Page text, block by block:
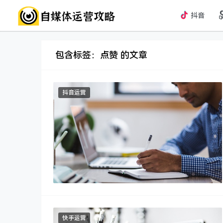
抖音
包含标签：点赞 的文章
抖音运营
快手运营